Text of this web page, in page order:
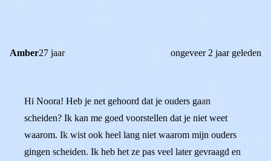
Amber27 jaar ongeveer 2 jaar geleden
Hi Noora! Heb je net gehoord dat je ouders gaan
scheiden? Ik kan me goed voorstellen dat je niet weet
waarom. Ik wist ook heel lang niet waarom mijn ouders
gingen scheiden. Ik heb het ze pas veel later gevraagd en